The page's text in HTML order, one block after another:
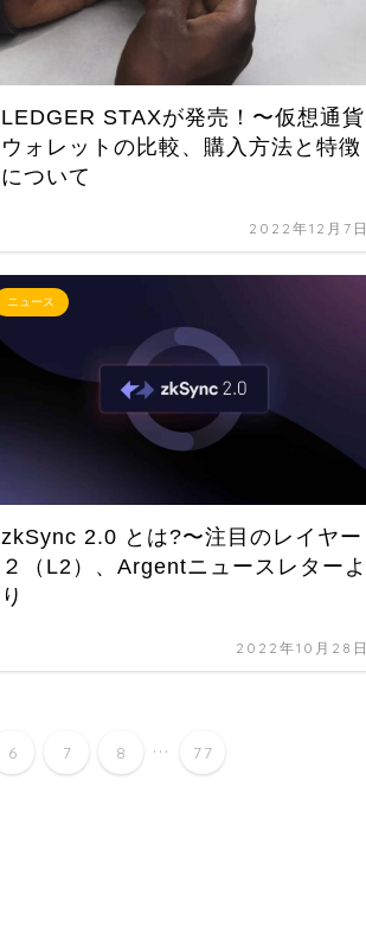
LEDGER STAXが発売！〜仮想通貨
ウォレットの比較、購入方法と特徴
について
2022年12月7日
ニュース
zkSync 2.0 とは?〜注目のレイヤー
２（L2）、Argentニュースレターよ
り
2022年10月28日
6 7 8 ... 77